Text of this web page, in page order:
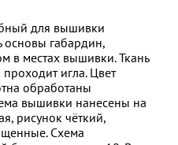
для вышивки
основы габардин,
в местах вышивки. Ткань
игла. Цвет
обработаны
вышивки нанесены на
рисунок чёткий,
Схема